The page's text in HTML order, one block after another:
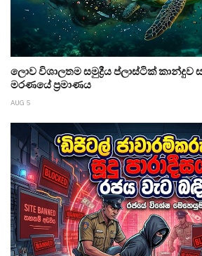
ලොව විශාලතම සමුද්‍රීය ප්ලාස්ටික් කාන්දුව
මරණයේ ප්‍රමාණය
AUG 5